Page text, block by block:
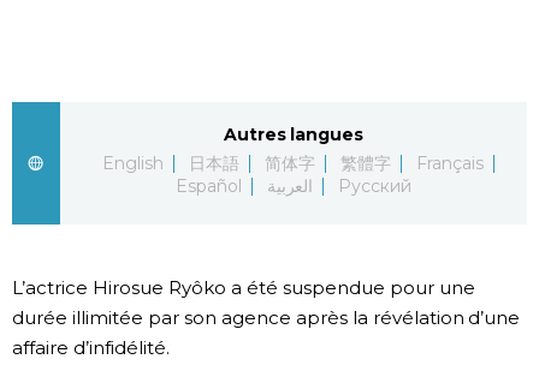
Русский
Société
Culture
Autres langues
English
日本語 简体字 繁體字
Français
Español
العربية Русский
L’actrice Hirosue Ryôko a été suspendue pour une
durée illimitée par son agence après la révélation d’une
affaire d’infidélité.